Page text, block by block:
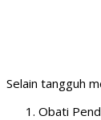
Selain tangguh
Obati